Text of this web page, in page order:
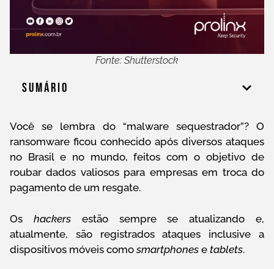
Fonte: Shutterstock
Sumário
Você se lembra do “malware sequestrador”? O
ransomware ficou conhecido após diversos ataques
no Brasil e no mundo, feitos com o objetivo de
roubar dados valiosos para empresas em troca do
pagamento de um resgate.
Os hackersestão sempre se atualizando e,
atualmente, são registrados ataques inclusive a
dispositivos móveis comosmartphones e tablets.